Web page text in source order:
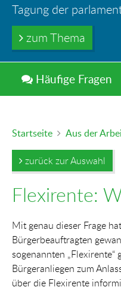
zum Thema
zum Thema
zum Thema
zum Thema
Ihr Anliegen in guten
zum Thema
Häufige Fragen
Startseite Aus der
zurück zur Auswahl
Flexirente:
Mit genau dieser Frage
Bürgerbeauftragten
sogenannten
Bürgeranliegen zum
über die Flexirente